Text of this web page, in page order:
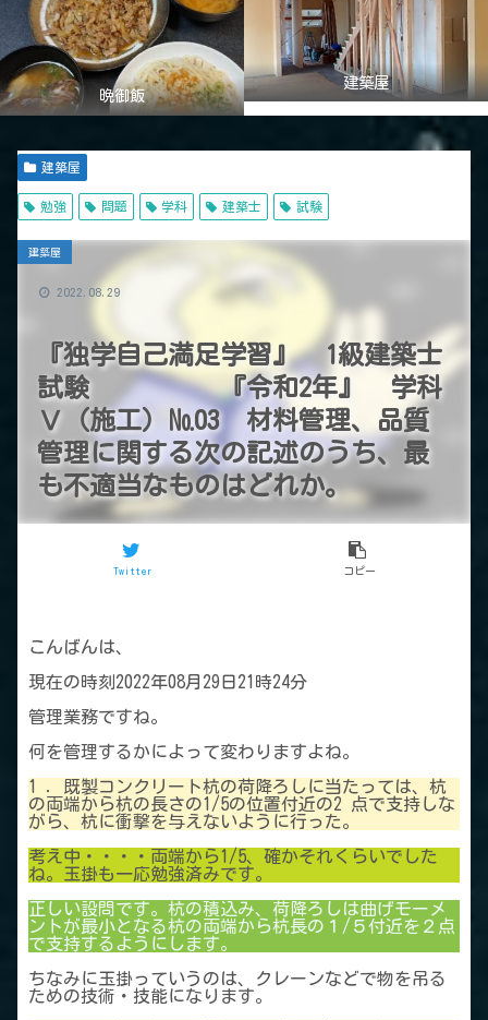
晩御飯
建築屋
建築屋
勉強 問題 学科 建築士 試験
『独学自己満足学習』 1級建築士
試験 『令和2年』 学科
Ⅴ（施工）№03 材料管理、品質
管理に関する次の記述のうち、最
も不適当なものはどれか。
建築屋
Twitter コピー
2022.08.29
こんばんは、
現在の時刻2022年08月29日21時24分
管理業務ですね。
何を管理するかによって変わりますよね。
1 ．既製コンクリート杭の荷降ろしに当たっては、杭
の両端から杭の長さの1/5の位置付近の2 点で支持しな
がら、杭に衝撃を与えないように行った。
考え中・・・・両端から1/5、確かそれくらいでした
ね。玉掛も一応勉強済みです。
正しい設問です。杭の積込み、荷降ろしは曲げモーメ
ントが最小となる杭の両端から杭長の１/５付近を２点
で支持するようにします。
ちなみに玉掛っていうのは、クレーンなどで物を吊る
ための技術・技能になります。